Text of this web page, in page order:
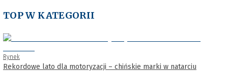
TOP W KATEGORII
Rynek
Rekordowe lato dla motoryzacji – chińskie marki w natarciu